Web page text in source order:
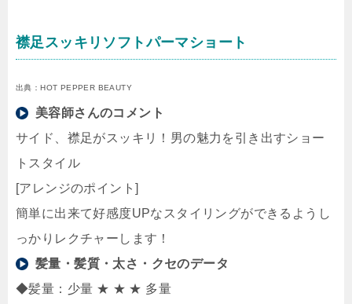
襟足スッキリソフトパーマショート
出典：HOT PEPPER BEAUTY
美容師さんのコメント
サイド、襟足がスッキリ！男の魅力を引き出すショー
トスタイル
[アレンジのポイント]
簡単に出来て好感度UPなスタイリングができるようし
っかりレクチャーします！
髪量・髪質・太さ・クセのデータ
◆髪量：少量 ★ ★ ★ 多量